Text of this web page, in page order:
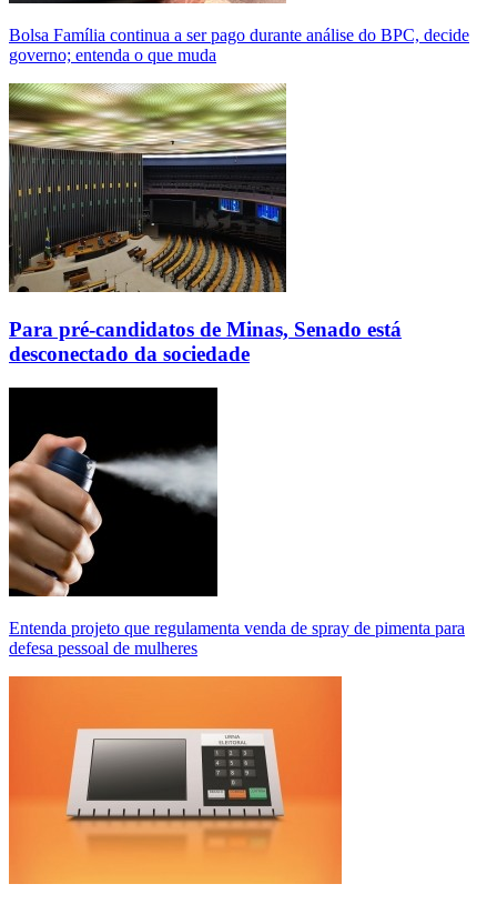
Bolsa Família continua a ser pago durante análise do BPC, decide
governo; entenda o que muda
Para pré-candidatos de Minas, Senado está
desconectado da sociedade
Entenda projeto que regulamenta venda de spray de pimenta para
defesa pessoal de mulheres